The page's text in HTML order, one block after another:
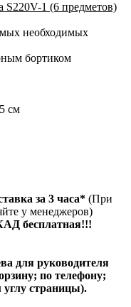
S220V-1 (6 предметов)
необходимых
бортиком
см
за 3 часа* (При
у менеджеров)
бесплатная!!!
для руководителя
по телефону;
углу страницы).